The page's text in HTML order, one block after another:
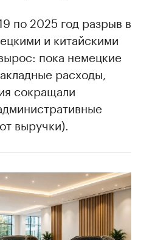
по 2025 год разрыв в
и китайскими
пока немецкие
расходы,
сокращали
выручки).